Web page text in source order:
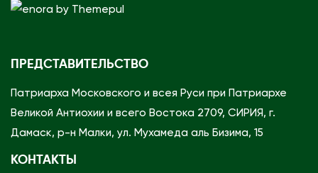
ПРЕДСТАВИТЕЛЬСТВО
Патриарха Московского и всея Руси при Патриархе
Великой Антиохии и всего Востока 2709, СИРИЯ, г.
Дамаск, р-н Малки, ул. Мухамеда аль Бизима, 15
КОНТАКТЫ